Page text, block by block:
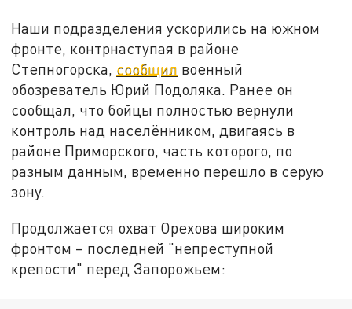
Наши подразделения ускорились на южном
фронте, контрнаступая в районе
Степногорска, сообщил военный
обозреватель Юрий Подоляка. Ранее он
сообщал, что бойцы полностью вернули
контроль над населёнником, двигаясь в
районе Приморского, часть которого, по
разным данным, временно перешло в серую
зону.
Продолжается охват Орехова широким
фронтом – последней "непреступной
крепости" перед Запорожьем: